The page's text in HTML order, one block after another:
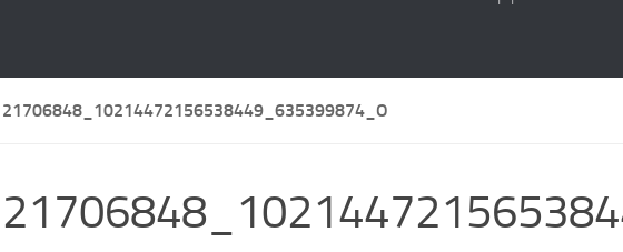
21706848_10214472156538449_635399874_O